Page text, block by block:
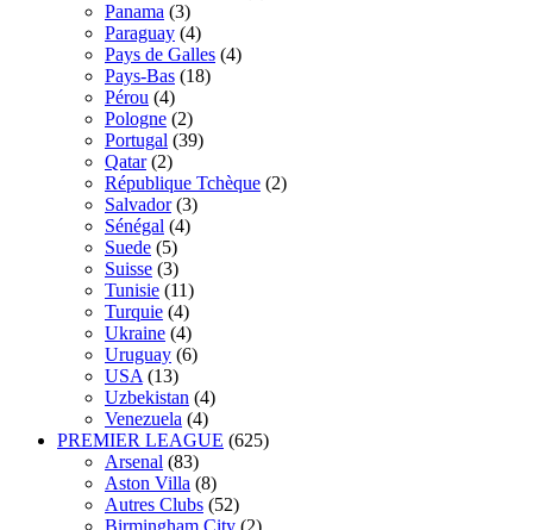
Panama (3)
Paraguay (4)
Pays de Galles (4)
Pays-Bas (18)
Pérou (4)
Pologne (2)
Portugal (39)
Qatar (2)
République Tchèque (2)
Salvador (3)
Sénégal (4)
Suede (5)
Suisse (3)
Tunisie (11)
Turquie (4)
Ukraine (4)
Uruguay (6)
USA (13)
Uzbekistan (4)
Venezuela (4)
PREMIER LEAGUE (625)
Arsenal (83)
Aston Villa (8)
Autres Clubs (52)
Birmingham City (2)